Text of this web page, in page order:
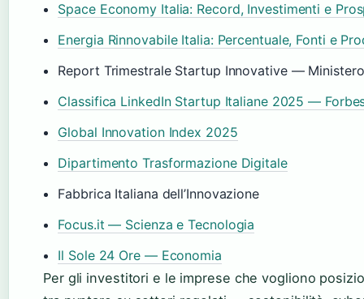
Space Economy Italia: Record, Investimenti e
Energia Rinnovabile Italia: Percentuale, Fonti e
Report Trimestrale Startup Innovative —
Classifica LinkedIn Startup Italiane 2025 —
Global Innovation Index 2025
Dipartimento Trasformazione Digitale
Fabbrica Italiana dell’Innovazione
Focus.it — Scienza e Tecnologia
Il Sole 24 Ore — Economia
Per gli investitori e le imprese che vogliono